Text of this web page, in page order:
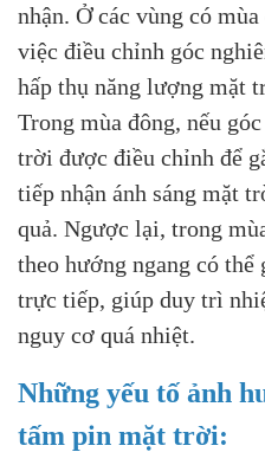
nhận. Ở các vùng có
việc điều chỉnh góc
hấp thụ năng lượng mặt
Trong mùa đông, nếu
trời được điều chỉnh để
tiếp nhận ánh sáng mặt
quả. Ngược lại, trong
theo hướng ngang có
trực tiếp, giúp duy trì
nguy cơ quá nhiệt.
Những yếu tố ảnh
tấm pin mặt trời: